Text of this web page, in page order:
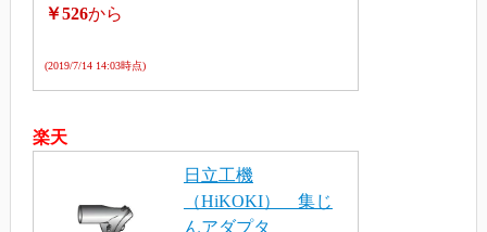
￥526から
(2019/7/14 14:03時点)
楽天
日立工機
（HiKOKI） 集じ
んアダプタ